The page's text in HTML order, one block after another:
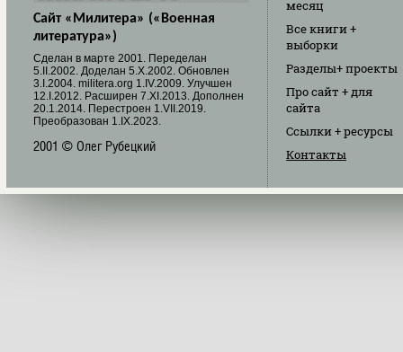
Сайт «Милитера» («Военная
литература»)
Cделан в марте 2001. Переделан
5.II.2002. Доделан 5.X.2002. Обновлен
3.I.2004. militera.org 1.IV.2009. Улучшен
12.I.2012. Расширен 7.XI.2013. Дополнен
20.1.2014. Перестроен 1.VII.2019.
Преобразован 1.IX.2023.
2001 © Олег Рубецкий
месяц
Все книги+
выборки
Разделы+ проекты
Про сайт + для
сайта
Ссылки+ ресурсы
Контакты